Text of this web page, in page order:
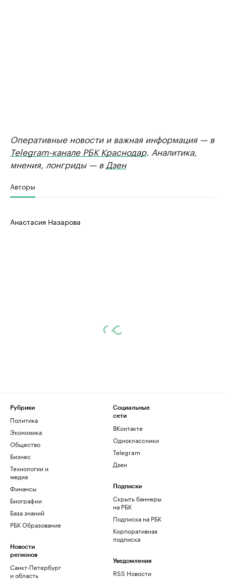
Оперативные новости и важная информация — в
Telegram-канале РБК Краснодар. Аналитика,
мнения, лонгриды — в Дзен
Авторы
Анастасия Назарова
Рубрики
Политика
Экономика
Общество
Бизнес
Технологии и
медиа
Финансы
Биографии
База знаний
РБК Образование
Новости
регионов
Санкт-Петербург
и область
Социальные
сети
ВКонтакте
Одноклассники
Telegram
Дзен
Подписки
Скрыть баннеры
на РБК
Подписка на РБК
Корпоративная
подписка
Уведомления
RSS Новости